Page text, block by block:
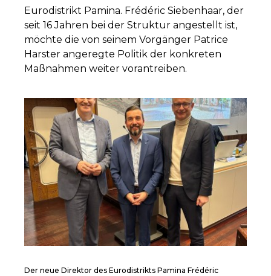
Eurodistrikt Pamina. Frédéric Siebenhaar, der
seit 16 Jahren bei der Struktur angestellt ist,
möchte die von seinem Vorgänger Patrice
Harster angeregte Politik der konkreten
Maßnahmen weiter vorantreiben.
Der neue Direktor des Eurodistrikts Pamina Frédéric